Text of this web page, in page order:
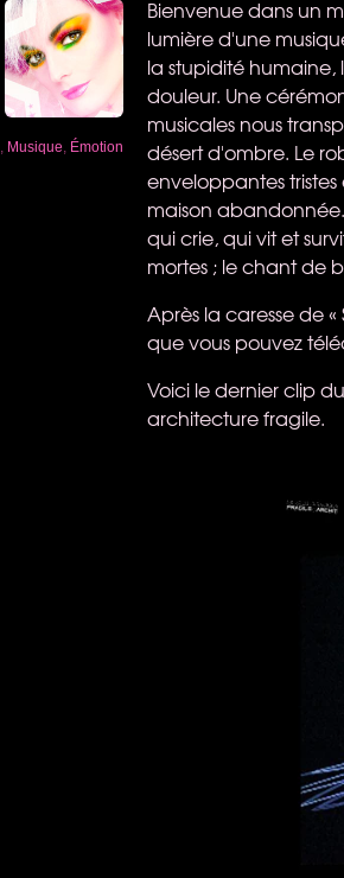
Musique Émotion
Bienvenue dans un
lumière d'une
la stupidité
douleur. Une
musicales nous
désert d'ombre. Le
enveloppantes
maison
qui crie, qui vit et
mortes ; le chant de
Après la caresse de
que vous pouvez
Voici le dernier clip
architecture fragile.